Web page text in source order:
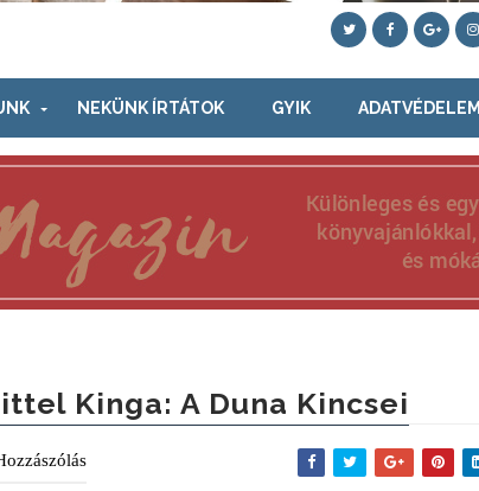
NEKÜNK ÍRTÁTOK GYIK ADATVÉDELEM
Kinga: A Duna Kincsei